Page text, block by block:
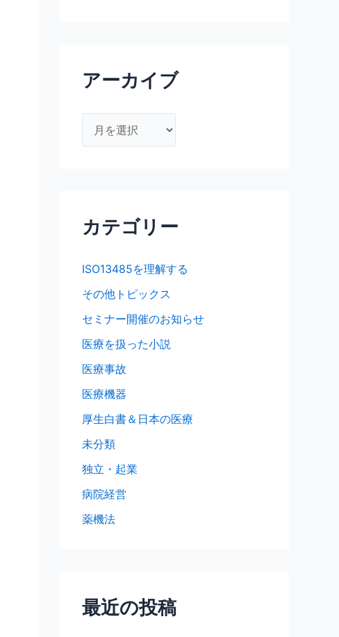
アーカイブ
ー
カテゴリー
ISO13485を理解する
その他トピックス
セミナー開催のお知らせ
医療を扱った小説
医療事故
医療機器
厚生白書＆日本の医療
未分類
独立・起業
病院経営
薬機法
最近の投稿